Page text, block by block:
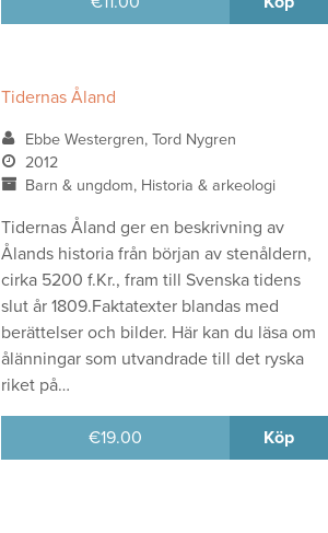
Tidernas Åland
Ebbe Westergren, Tord Nygren
2012
Barn & ungdom, Historia & arkeologi
Tidernas Åland ger en beskrivning av
Ålands historia från början av stenåldern,
cirka 5200 f.Kr., fram till Svenska tidens
slut år 1809.Faktatexter blandas med
berättelser och bilder. Här kan du läsa om
ålänningar som utvandrade till det ryska
riket på…
€19.00 Köp